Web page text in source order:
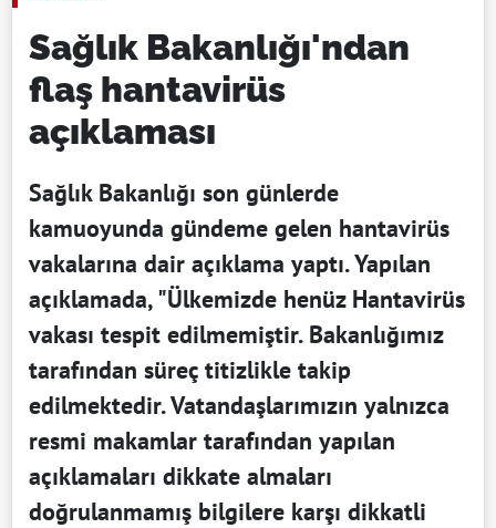
Sağlık Bakanlığı'ndan
flaş hantavirüs
açıklaması
Sağlık Bakanlığı son günlerde
kamuoyunda gündeme gelen hantavirüs
vakalarına dair açıklama yaptı. Yapılan
açıklamada, "Ülkemizde henüz Hantavirüs
vakası tespit edilmemiştir. Bakanlığımız
tarafından süreç titizlikle takip
edilmektedir. Vatandaşlarımızın yalnızca
resmi makamlar tarafından yapılan
açıklamaları dikkate almaları
doğrulanmamış bilgilere karşı dikkatli